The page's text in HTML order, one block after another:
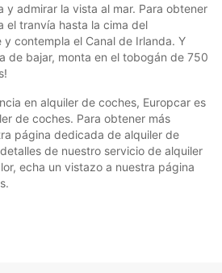
y admirar la vista al mar. Para obtener
el tranvía hasta la cima del
y contempla el Canal de Irlanda. Y
de bajar, monta en el tobogán de 750
en alquiler de coches, Europcar es
de coches. Para obtener más
página dedicada de alquiler de
de nuestro servicio de alquiler
echa un vistazo a nuestra página